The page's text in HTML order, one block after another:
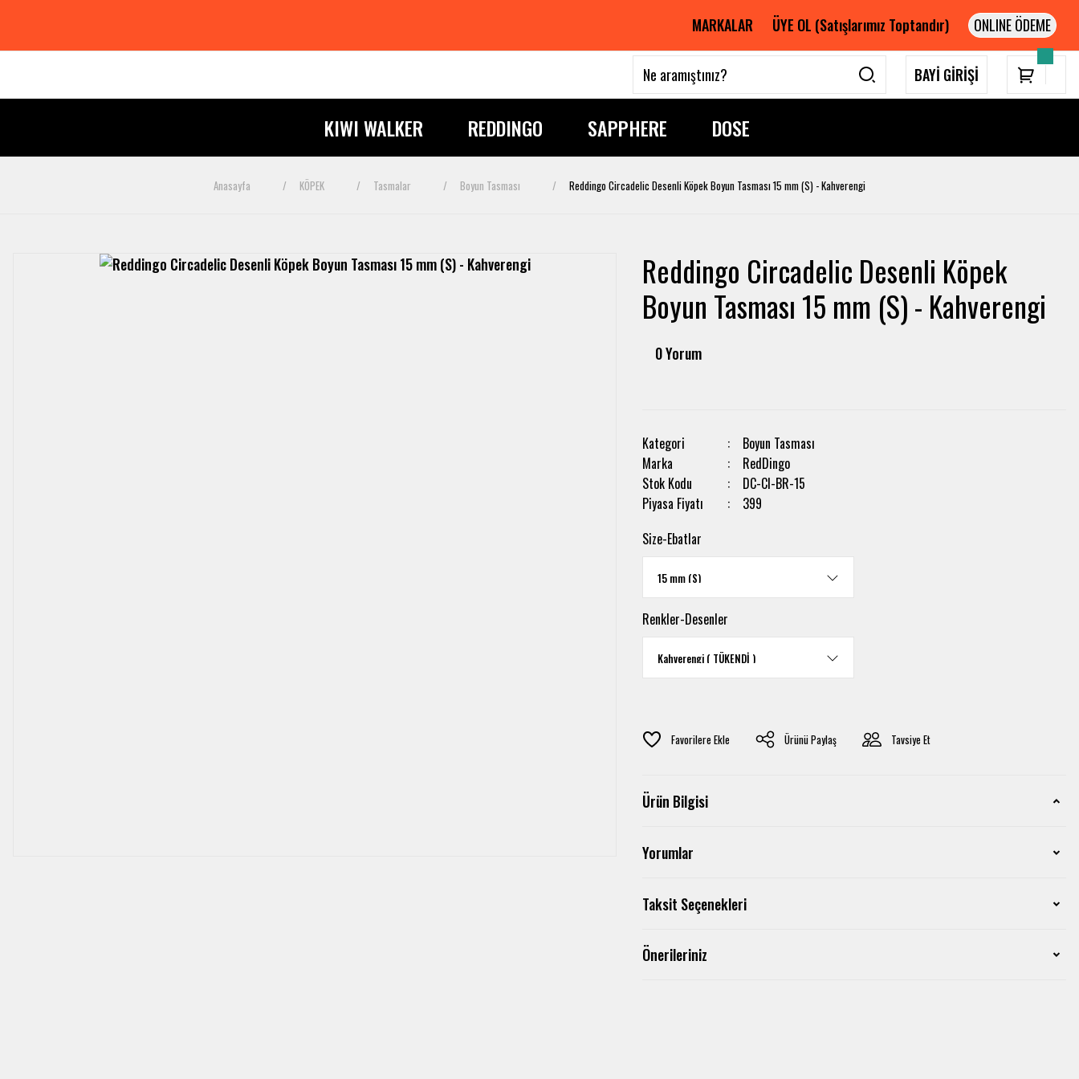
MARKALAR ÜYE OL (Satışlarımız Toptandır)
BAYİ GİRİŞİ
KIWI WALKER REDDINGO SAPPHERE DOSE
Anasayfa KÖPEK Tasmalar Boyun Tasması Reddingo Circadelic Desenli Köpek Boyun Tasması 15 mm (S) - Kahverengi
Reddingo Circadelic Desenli Köpek
Boyun Tasması 15 mm (S) - Kahverengi
0 Yorum
Kategori
Boyun Tasması
Marka
RedDingo
Stok Kodu
DC-CI-BR-15
Piyasa Fiyatı
399
Size-Ebatlar
Renkler-Desenler
Ürünü Paylaş Tavsiye Et
Ürün Bilgisi
Yorumlar
Taksit Seçenekleri
Önerileriniz